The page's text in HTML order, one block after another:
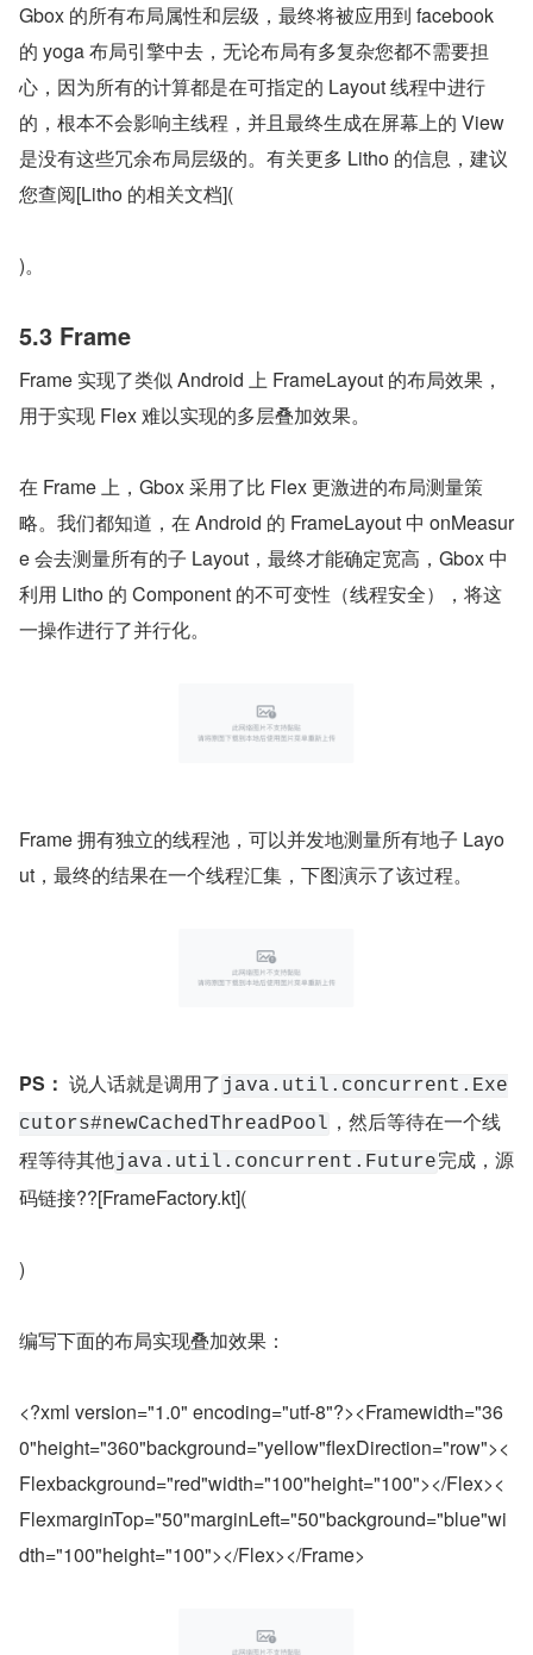
Gbox 的所有布局属性和层级，最终将被应用到 facebook
的 yoga 布局引擎中去，无论布局有多复杂您都不需要担
心，因为所有的计算都是在可指定的 Layout 线程中进行
的，根本不会影响主线程，并且最终生成在屏幕上的 View
是没有这些冗余布局层级的。有关更多 Litho 的信息，建议
您查阅[Litho 的相关文档](
)。
5.3 Frame
Frame 实现了类似 Android 上 FrameLayout 的布局效果，
用于实现 Flex 难以实现的多层叠加效果。
在 Frame 上，Gbox 采用了比 Flex 更激进的布局测量策
略。我们都知道，在 Android 的 FrameLayout 中 onMeasur
e 会去测量所有的子 Layout，最终才能确定宽高，Gbox 中
利用 Litho 的 Component 的不可变性（线程安全），将这
一操作进行了并行化。
Frame 拥有独立的线程池，可以并发地测量所有地子 Layo
ut，最终的结果在一个线程汇集，下图演示了该过程。
PS： 说人话就是调用了 java.util.concurrent.Exe
cutors#newCachedThreadPool ，然后等待在一个线
程等待其他java.util.concurrent.Future完成，源
码链接??[FrameFactory.kt](
)
编写下面的布局实现叠加效果：
<?xml version="1.0" encoding="utf-8"?><Framewidth="36
0"height="360"background="yellow"flexDirection="row"><
Flexbackground="red"width="100"height="100"></Flex><
FlexmarginTop="50"marginLeft="50"background="blue"wi
dth="100"height="100"></Flex></Frame>